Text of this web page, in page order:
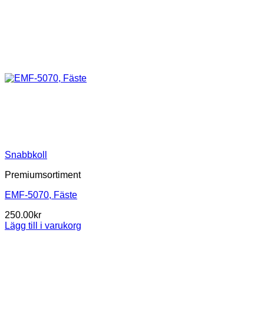
Snabbkoll
Premiumsortiment
EMF-5070, Fäste
250.00kr
Lägg till i varukorg